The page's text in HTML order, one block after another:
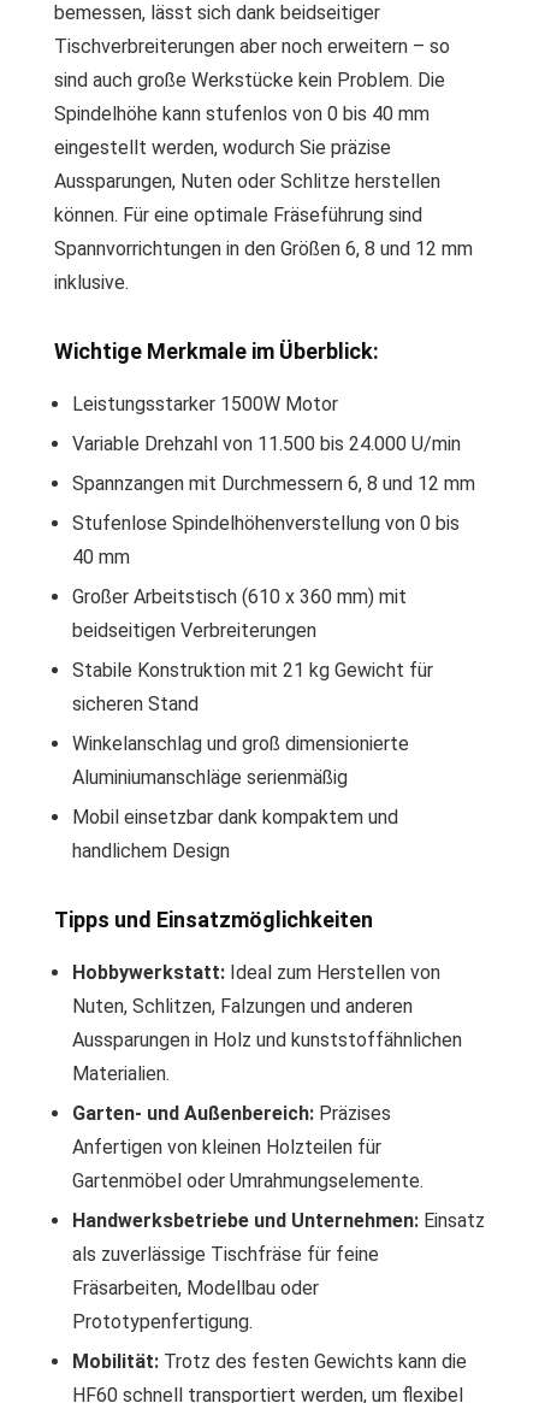
bemessen, lässt sich dank beidseitiger
Tischverbreiterungen aber noch erweitern – so
sind auch große Werkstücke kein Problem. Die
Spindelhöhe kann stufenlos von 0 bis 40 mm
eingestellt werden, wodurch Sie präzise
Aussparungen, Nuten oder Schlitze herstellen
können. Für eine optimale Fräseführung sind
Spannvorrichtungen in den Größen 6, 8 und 12 mm
inklusive.
Wichtige Merkmale im Überblick:
Leistungsstarker 1500W Motor
Variable Drehzahl von 11.500 bis 24.000 U/min
Spannzangen mit Durchmessern 6, 8 und 12 mm
Stufenlose Spindelhöhenverstellung von 0 bis
40 mm
Großer Arbeitstisch (610 x 360 mm) mit
beidseitigen Verbreiterungen
Stabile Konstruktion mit 21 kg Gewicht für
sicheren Stand
Winkelanschlag und groß dimensionierte
Aluminiumanschläge serienmäßig
Mobil einsetzbar dank kompaktem und
handlichem Design
Tipps und Einsatzmöglichkeiten
Hobbywerkstatt: Ideal zum Herstellen von
Nuten, Schlitzen, Falzungen und anderen
Aussparungen in Holz und kunststoffähnlichen
Materialien.
Garten- und Außenbereich: Präzises
Anfertigen von kleinen Holzteilen für
Gartenmöbel oder Umrahmungselemente.
Handwerksbetriebe und Unternehmen: Einsatz
als zuverlässige Tischfräse für feine
Fräsarbeiten, Modellbau oder
Prototypenfertigung.
Mobilität: Trotz des festen Gewichts kann die
HF60 schnell transportiert werden, um flexibel